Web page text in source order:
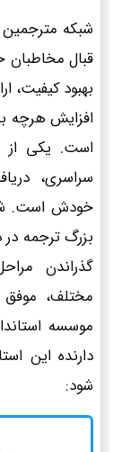
شبکه
قبال مخاطبان
بهبود کیفیت،
افزایش هرچه
است. یکی از
سراسری،
خودش است.
بزرگ ترجمه
گذراندن
مختلف،
موسسه
دارنده این
شود: